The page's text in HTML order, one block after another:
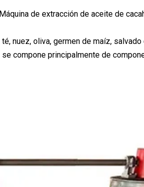
de extracción de aceite de
nuez, oliva, germen de maíz,
compone principalmente de